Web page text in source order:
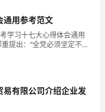
通用参考范文
学习十七大心得体会通用
提出：“全党必须坚定不移
旗帜，带领人民从新的历
战略机遇期，求真务实，
易有限公司介绍企业发